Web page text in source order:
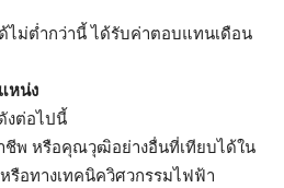
ม่ต่ำกว่านี้ ได้รับค่าตอบแทนเดือน
หน่ง
งต่อไปนี้
ชีพ หรือคุณวุฒิอย่างอื่นที่เทียบได้ใน
รือทางเทคนิควิศวกรรมไฟฟ้า